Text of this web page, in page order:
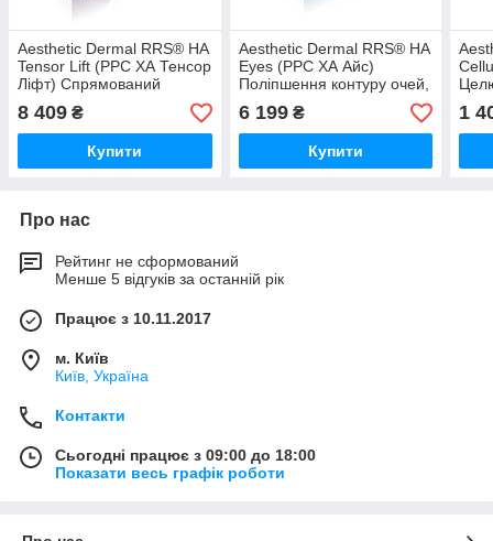
Aesthetic Dermal RRS® HA
Tensor Lift (РРС ХА Тенсор
Ліфт) Спрямований
ліфтинг шкіри, 6 флаконів
× 5 мл
8 409 ₴
Купити
Aesthetic Dermal RRS® HA
Eyes (РРС ХА Айс)
Поліпшення контуру очей,
12×1,5 мл
6 199₴
Купити
×
1
Про нас
Рейтинг не сформований
Менше 5 відгуків за останній рік
Працює з 10.11.2017
м. Київ
Київ, Україна
Контакти
Сьогодні працює з 09:00 до 18:00
Показати весь графік роботи